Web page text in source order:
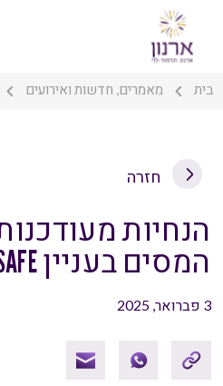
בית מאמרים, חדשות ואירועים
חזרה
הנחיות
המסים בעניין SAFE
3 פברואר, 2025